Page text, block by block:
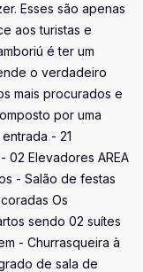
Esses são apenas
aos turistas e
é ter um
o verdadeiro
mais procurados e
por uma
- 21
02 Elevadores AREA
- Salão de festas
Os
sendo 02 suítes
- Churrasqueira à
de sala de